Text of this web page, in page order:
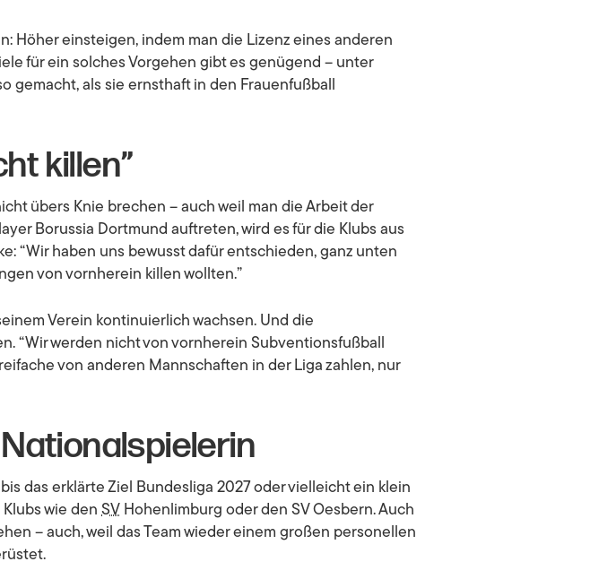
Höher einsteigen, indem man die Lizenz eines anderen
für ein solches Vorgehen gibt es genügend – unter
gemacht, als sie ernsthaft in den Frauenfußball
killen”
übers Knie brechen – auch weil man die Arbeit der
Borussia Dortmund auftreten, wird es für die Klubs aus
“Wir haben uns bewusst dafür entschieden, ganz unten
von vornherein killen wollten.”
Verein kontinuierlich wachsen. Und die
“Wir werden nicht von vornherein Subventionsfußball
von anderen Mannschaften in der Liga zahlen, nur
das erklärte Ziel Bundesliga 2027 oder vielleicht ein klein
wie den SV Hohenlimburg oder den SV Oesbern. Auch
– auch, weil das Team wieder einem großen personellen